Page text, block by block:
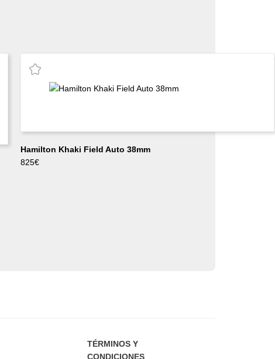
Hamilton Khaki Field Auto 38mm
825€
TÉRMINOS Y
CONDICIONES